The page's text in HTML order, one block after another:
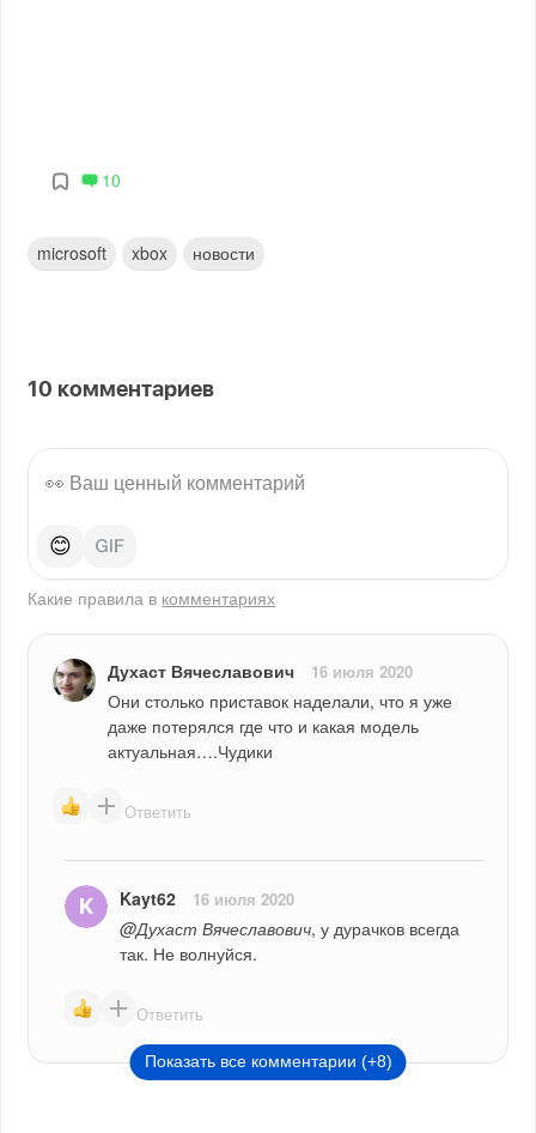
10
microsoft xbox новости
10 комментариев
😊
Какие правила в комментариях
Духаст Вячеславович 16 июля 2020
Они столько приставок наделали, что я уже
даже потерялся где что и какая модель
актуальная….Чудики
Ответить
Kayt62 16 июля 2020
@Духаст Вячеславович, у дурачков всегда
так. Не волнуйся.
Ответить
Показать все комментарии (+8)